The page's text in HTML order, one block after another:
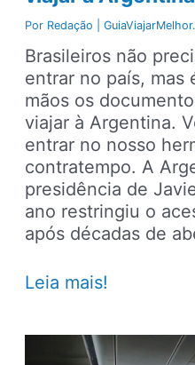
Por Redação |
Brasileiros não
entrar no país, mas
mãos os
viajar à Argentina.
entrar no nosso
contratempo. A
presidência de
ano restringiu o
após décadas de
Documentos
Leia mais!